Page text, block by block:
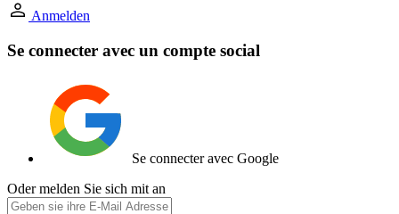
Anmelden
Se connecter avec un compte social
Se connecter avec Google
Oder melden Sie sich mit an